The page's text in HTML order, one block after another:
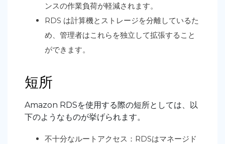
ンスの作業負荷が軽減されます。
RDS は計算機とストレージを分離しているた
め、管理者はこれらを独立して拡張すること
ができます。
短所
Amazon RDSを使用する際の短所としては、以
下のようなものが挙げられます。
不十分なルートアクセス：RDSはマネージド